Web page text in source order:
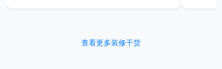
查看更多装修干货